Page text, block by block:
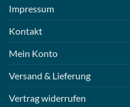
Impressum
Kontakt
Mein Konto
Versand & Lieferung
Vertrag widerrufen